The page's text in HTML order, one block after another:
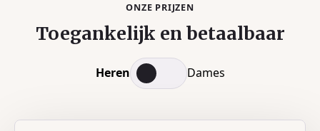
ONZE PRIJZEN
Toegankelijk en betaalbaar
Heren Dames